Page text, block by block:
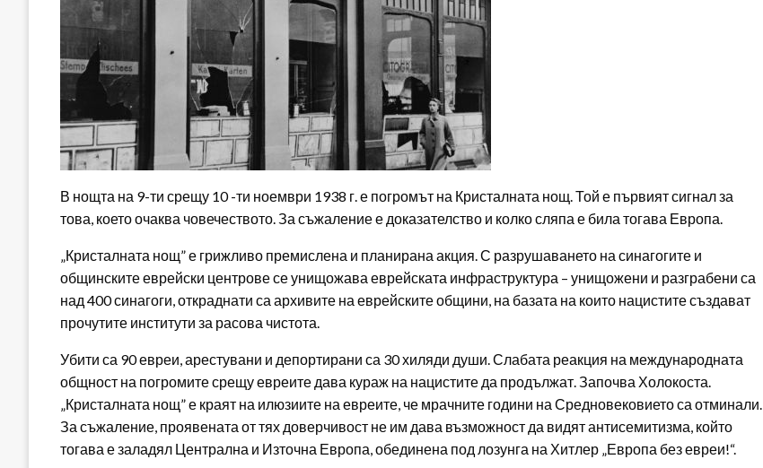
В нощта на 9-ти срещу 10 -ти ноември 1938 г. е погромът на Кристалната нощ. Той е първият сигнал за
това, което очаква човечеството. За съжаление е доказателство и колко сляпа е била тогава Европа.
„Кристалната нощ” е грижливо премислена и планирана акция. С разрушаването на синагогите и
общинските еврейски центрове се унищожава еврейската инфраструктура – унищожени и разграбени са
над 400 синагоги, откраднати са архивите на еврейските общини, на базата на които нацистите създават
прочутите институти за расова чистота.
Убити са 90 евреи, арестувани и депортирани са 30 хиляди души. Слабата реакция на международната
общност на погромите срещу евреите дава кураж на нацистите да продължат. Започва Холокоста.
„Кристалната нощ” е краят на илюзиите на евреите, че мрачните години на Средновековието са отминали.
За съжаление, проявената от тях доверчивост не им дава възможност да видят антисемитизма, който
тогава е заладял Централна и Източна Европа, обединена под лозунга на Хитлер „Европа без евреи!“.